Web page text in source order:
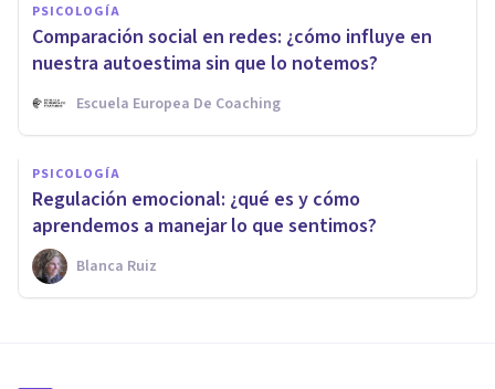
PSICOLOGÍA
Comparación social en redes: ¿cómo influye en
nuestra autoestima sin que lo notemos?
Escuela Europea De Coaching
PSICOLOGÍA
Regulación emocional: ¿qué es y cómo
aprendemos a manejar lo que sentimos?
Blanca Ruiz